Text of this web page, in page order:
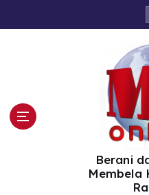
Berani
Membela